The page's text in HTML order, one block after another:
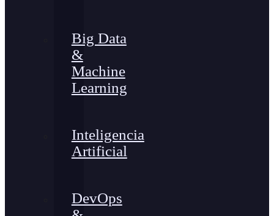
Big Data
&
Machine
Learning
Inteligencia
Artificial
DevOps